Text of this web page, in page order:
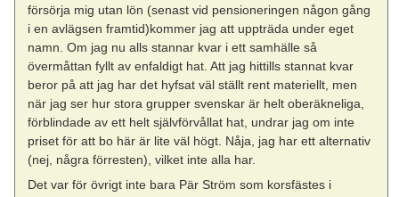
försörja mig utan lön (senast vid pensioneringen någon gång
i en avlägsen framtid)kommer jag att uppträda under eget
namn. Om jag nu alls stannar kvar i ett samhälle så
övermåttan fyllt av enfaldigt hat. Att jag hittills stannat kvar
beror på att jag har det hyfsat väl ställt rent materiellt, men
när jag ser hur stora grupper svenskar är helt oberäkneliga,
förblindade av ett helt självförvållat hat, undrar jag om inte
priset för att bo här är lite väl högt. Nåja, jag har ett alternativ
(nej, några förresten), vilket inte alla har.
Det var för övrigt inte bara Pär Ström som korsfästes i